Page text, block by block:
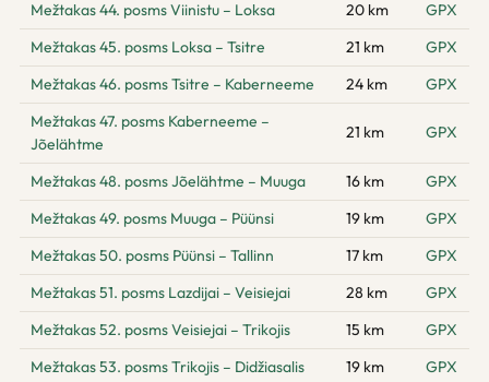
Mežtakas 44. posms Viinistu – Loksa
20 km
GPX
Mežtakas 45. posms Loksa – Tsitre
21 km
GPX
Mežtakas 46. posms Tsitre – Kaberneeme
24 km
GPX
Mežtakas 47. posms Kaberneeme –
Jõelähtme
21 km GPX
Mežtakas 48. posms Jõelähtme – Muuga 16 km
GPX
Mežtakas 49. posms Muuga – Püünsi
19 km
GPX
Mežtakas 50. posms Püünsi – Tallinn
17 km
GPX
Mežtakas 51. posms Lazdijai – Veisiejai
28 km
GPX
Mežtakas 52. posms Veisiejai – Trikojis
15 km
GPX
Mežtakas 53. posms Trikojis – Didžiasalis
19 km
GPX